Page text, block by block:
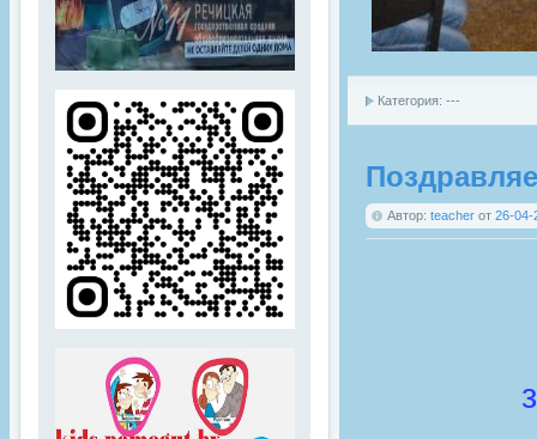
Категория: ---
Автор: teacher от 26-04-